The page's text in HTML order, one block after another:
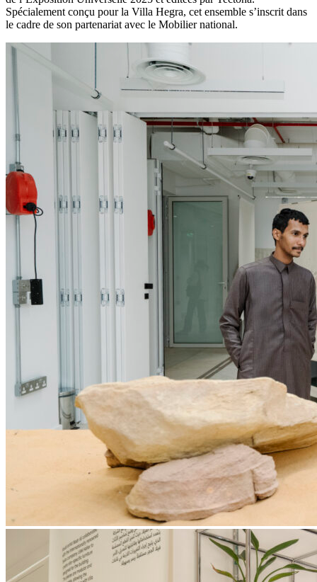
Spécialement conçu pour la Villa Hegra, cet ensemble s’inscrit dans
le cadre de son partenariat avec le Mobilier national.